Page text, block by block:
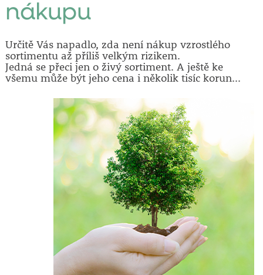
nákupu
Určitě Vás napadlo, zda není nákup vzrostlého
sortimentu až příliš velkým rizikem.
Jedná se přeci jen o živý sortiment. A ještě ke
všemu může být jeho cena i několik tisíc korun...